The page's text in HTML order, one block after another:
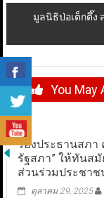
มูลนิธิป่อเต็กตึ๊ง
You May
รองประธานสภา
รัฐสภา” ให้ทันส
ส่วนร่วมประชาช
ตุลาคม 29, 2025